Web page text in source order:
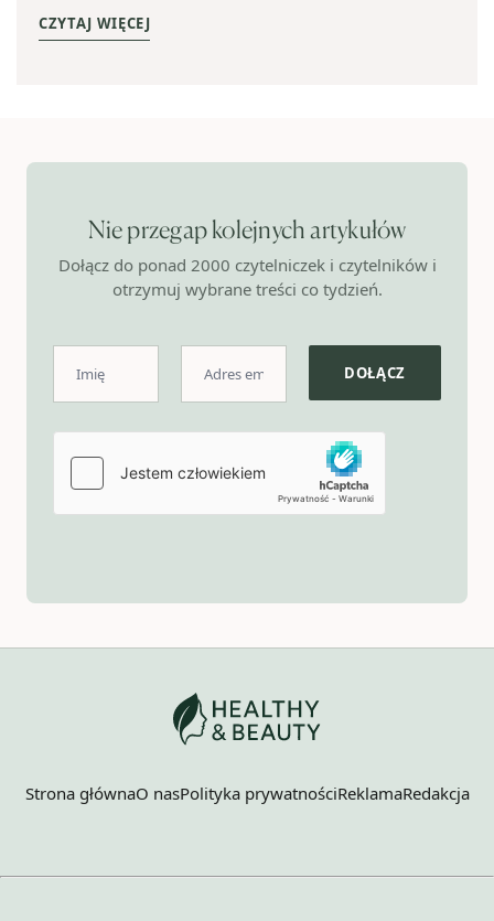
CZYTAJ WIĘCEJ
Nie przegap kolejnych artykułów
Dołącz do ponad 2000 czytelniczek i czytelników i
otrzymuj wybrane treści co tydzień.
Strona głównaO nasPolityka prywatnościReklamaRedakcja